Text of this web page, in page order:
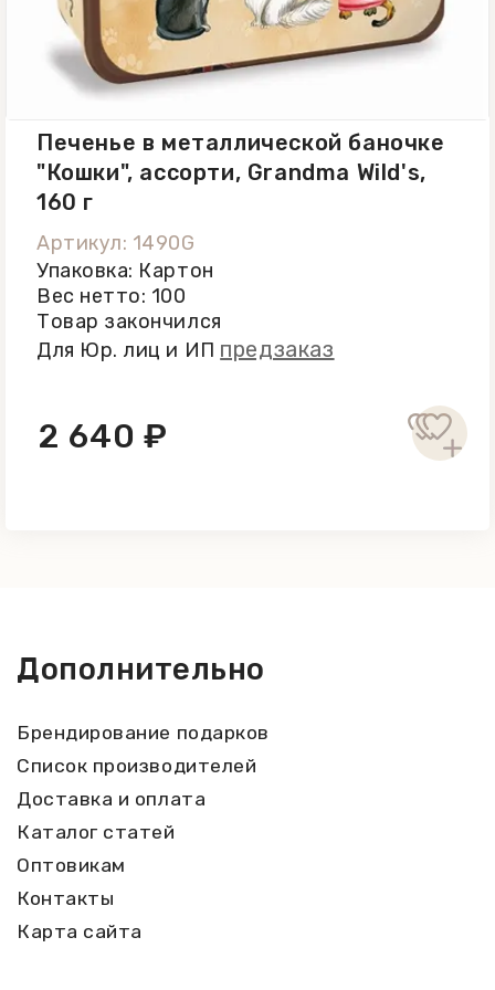
Печенье в металлической баночке
"Кошки", ассорти, Grandma Wild's,
160 г
Артикул: 1490G
Упаковка: Картон
Вес нетто: 100
Товар закончился
Для Юр. лиц и ИП предзаказ
2 640 ₽
Дополнительно
Брендирование подарков
Список производителей
Доставка и оплата
Каталог статей
Оптовикам
Контакты
Карта сайта